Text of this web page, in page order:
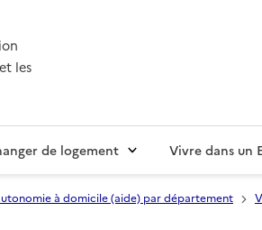
les
de logement Vivre dans un
à domicile (aide) par département